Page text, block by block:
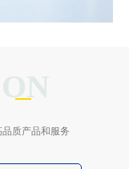
质产品和服务